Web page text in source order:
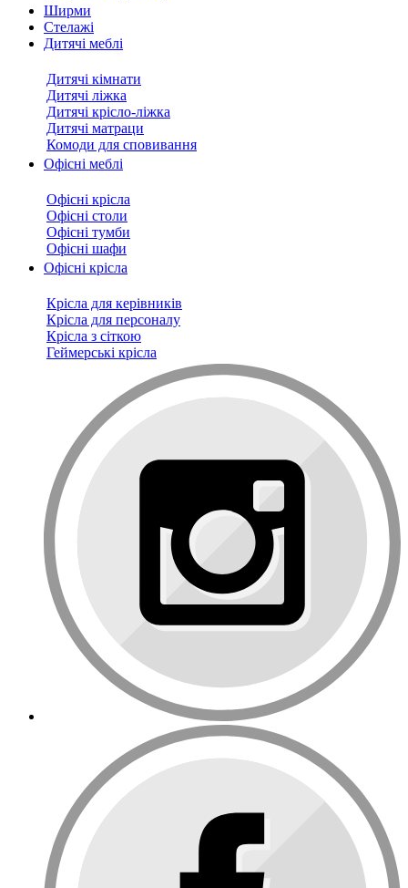
Ширми
Стелажі
Дитячі меблі
Дитячі кімнати
Дитячі ліжка
Дитячі крісло-ліжка
Дитячі матраци
Комоди для сповивання
Офісні меблі
Офісні крісла
Офісні столи
Офісні тумби
Офісні шафи
Офісні крісла
Крісла для керівників
Крісла для персоналу
Крісла з сіткою
Геймерські крісла